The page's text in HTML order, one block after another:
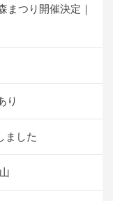
まつり開催決定｜
り
ました